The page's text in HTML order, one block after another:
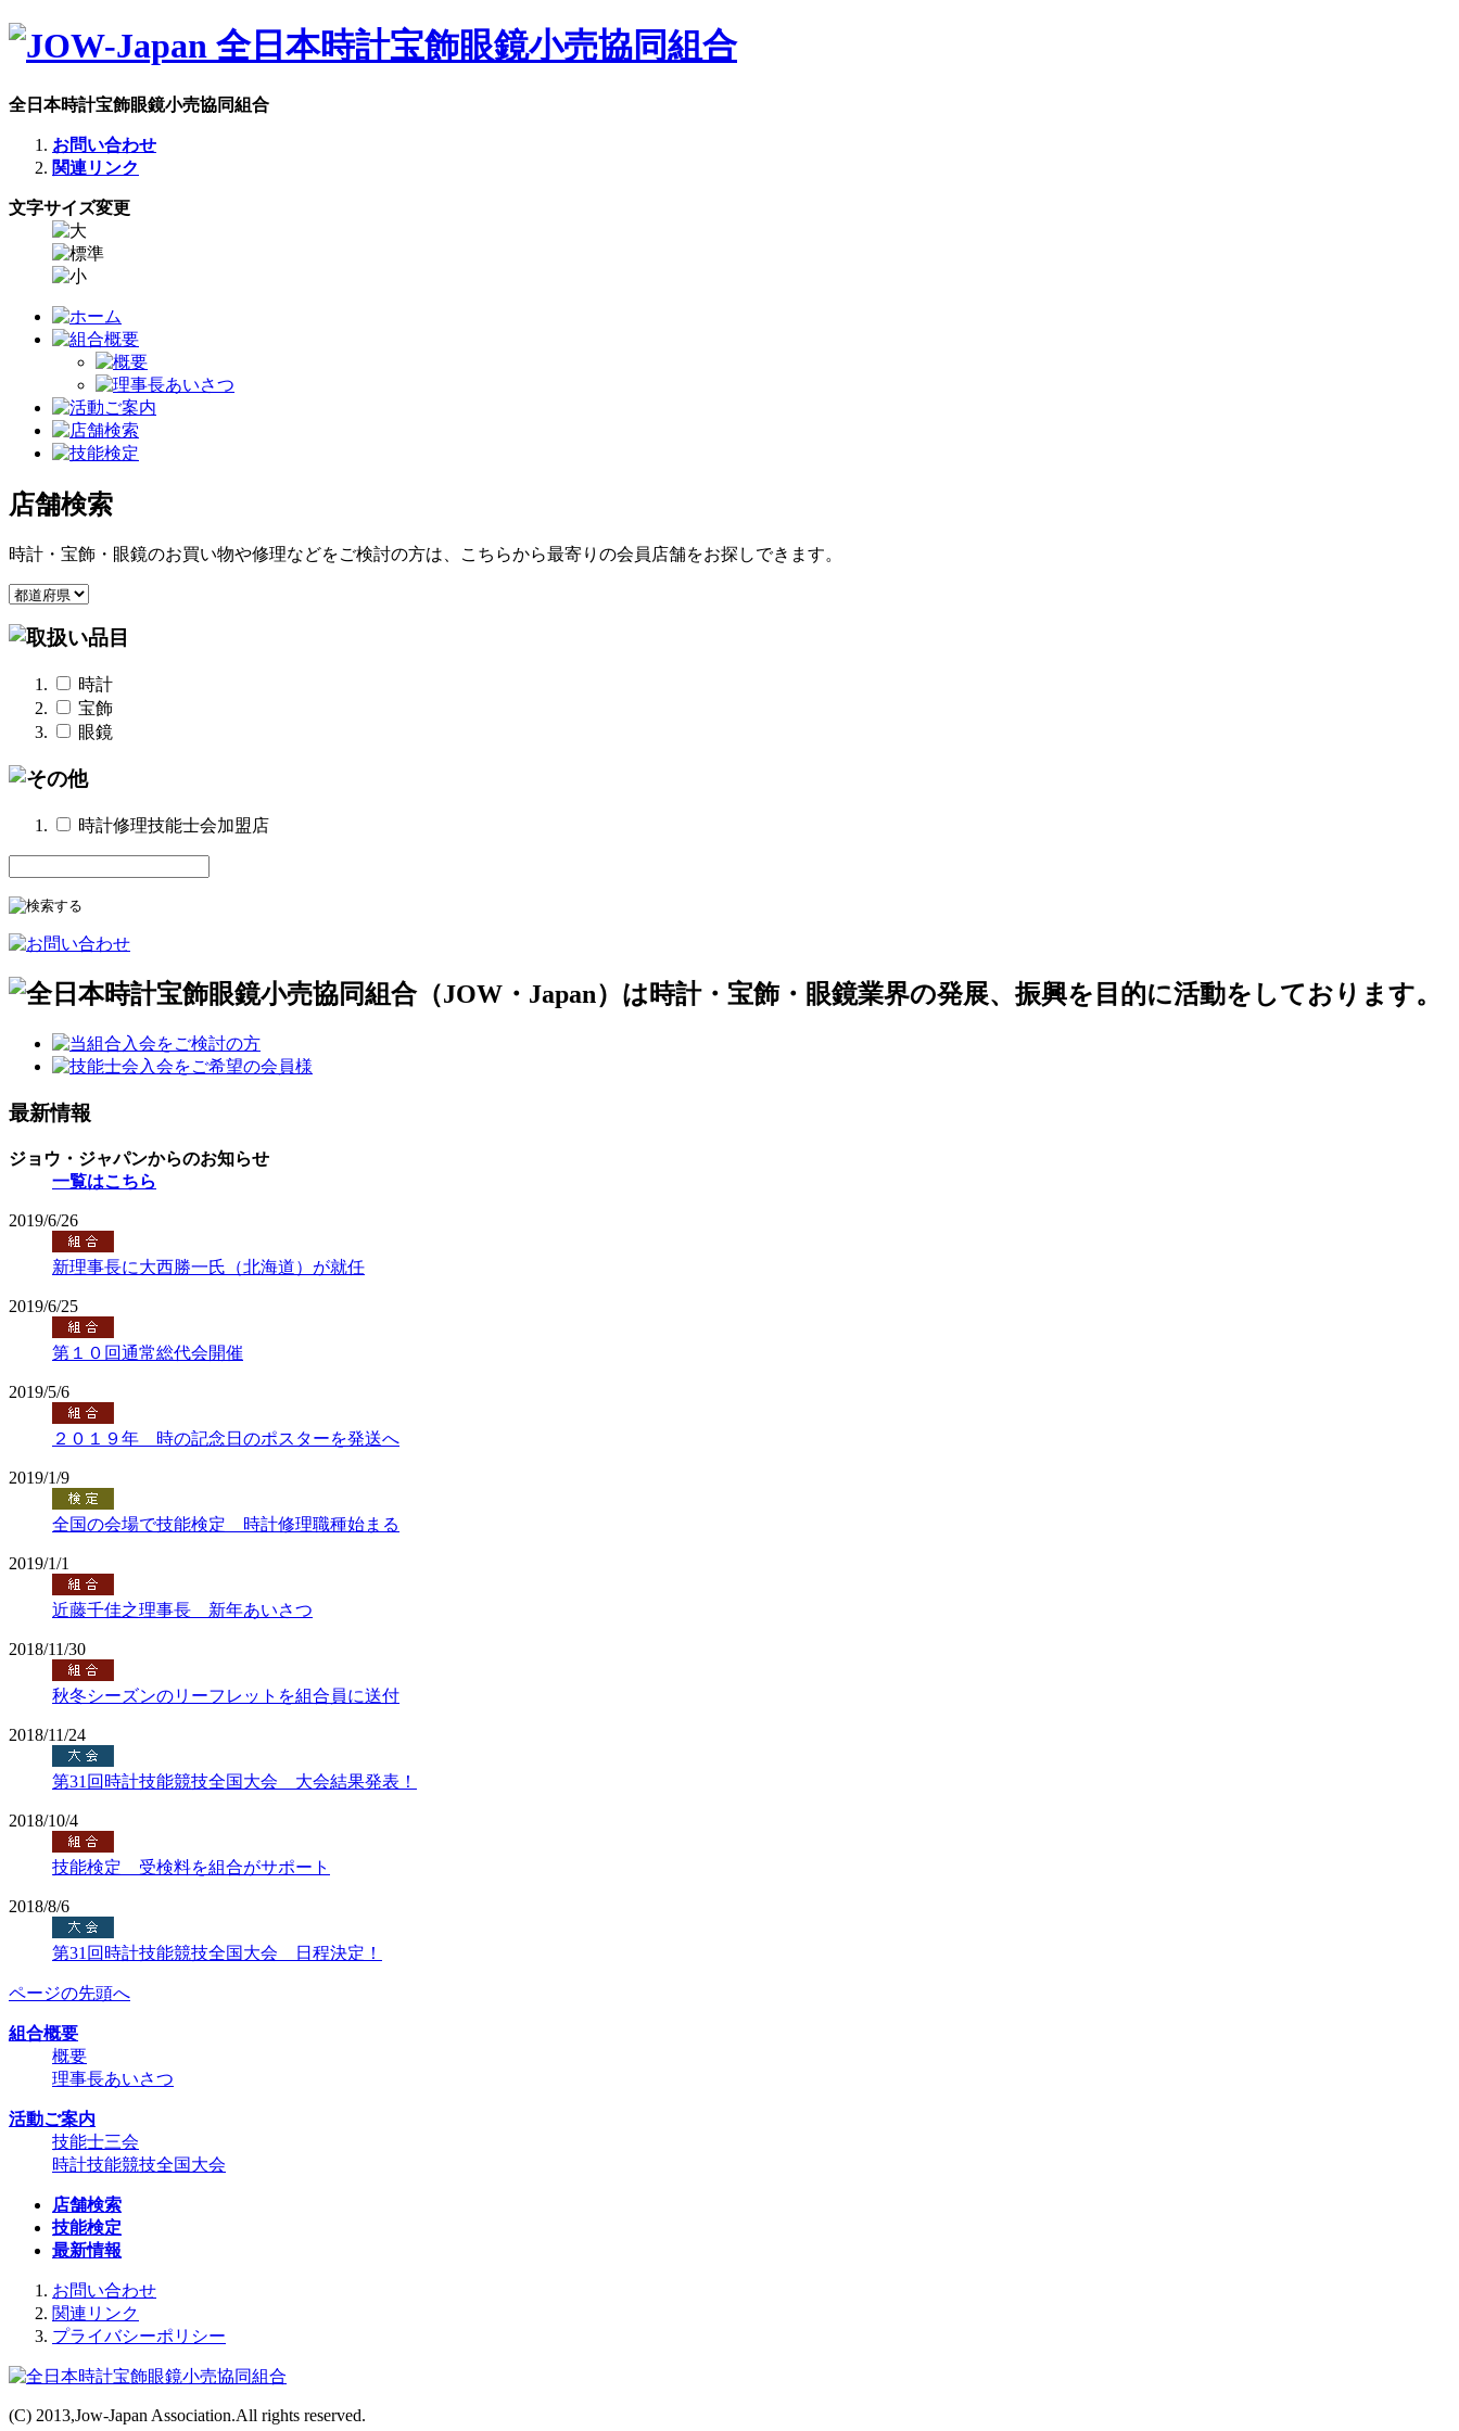
全日本時計宝飾眼鏡小売協同組合
お問い合わせ
関連リンク
文字サイズ変更
店舗検索
時計・宝飾・眼鏡のお買い物や修理などをご検討の方は、こちらから最寄りの会員店舗をお探しできます。
時計
宝飾
眼鏡
時計修理技能士会加盟店
最新情報
ジョウ・ジャパンからのお知らせ
一覧はこちら
2019/6/26
新理事長に大西勝一氏（北海道）が就任
2019/6/25
第１０回通常総代会開催
2019/5/6
２０１９年 時の記念日のポスターを発送へ
2019/1/9
全国の会場で技能検定 時計修理職種始まる
2019/1/1
近藤千佳之理事長 新年あいさつ
2018/11/30
秋冬シーズンのリーフレットを組合員に送付
2018/11/24
第31回時計技能競技全国大会 大会結果発表！
2018/10/4
技能検定 受検料を組合がサポート
2018/8/6
第31回時計技能競技全国大会 日程決定！
ページの先頭へ
組合概要
概要
理事長あいさつ
活動ご案内
技能士三会
時計技能競技全国大会
店舗検索
技能検定
最新情報
お問い合わせ
関連リンク
プライバシーポリシー
(C) 2013,Jow-Japan Association.All rights reserved.